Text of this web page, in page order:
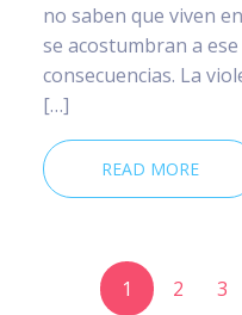
no saben que viven
se acostumbran a
consecuencias. La
[…]
READ MORE
1 2 3